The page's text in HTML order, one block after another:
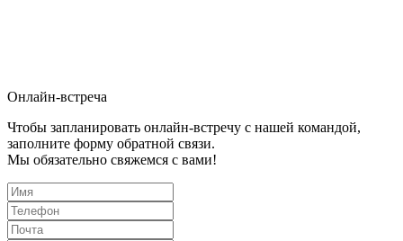
Онлайн-встреча
Чтобы запланировать онлайн-встречу с нашей командой,
заполните форму обратной связи.
Мы обязательно свяжемся с вами!